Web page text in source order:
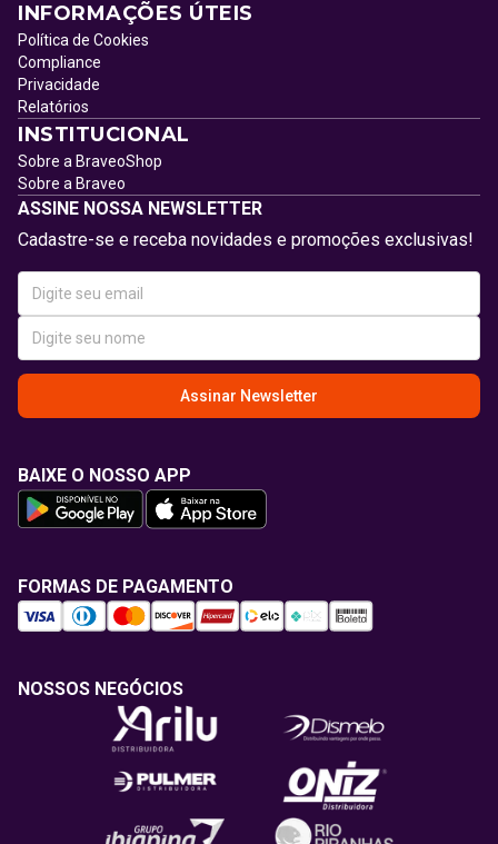
INFORMAÇÕES ÚTEIS
Política de Cookies
Compliance
Privacidade
Relatórios
INSTITUCIONAL
Sobre a BraveoShop
Sobre a Braveo
ASSINE NOSSA NEWSLETTER
Cadastre-se e receba novidades e promoções exclusivas!
Assinar Newsletter
BAIXE O NOSSO APP
FORMAS DE PAGAMENTO
NOSSOS NEGÓCIOS